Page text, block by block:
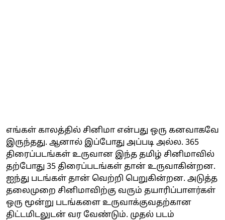
எங்கள் காலத்தில் சினிமா என்பது ஒரு கனவாகவே
இருந்தது. ஆனால் இப்போது அப்படி அல்ல. 365
திரைப்படங்கள் உருவான இந்த தமிழ் சினிமாவில்
தற்போது 35 திரைப்படங்கள் தான் உருவாகின்றன.
ஐந்து படங்கள் தான் வெற்றி பெறுகின்றன. அடுத்த
தலைமுறை சினிமாவிற்கு வரும் தயாரிப்பாளர்கள்
ஒரு மூன்று படங்களை உருவாக்குவதற்கான
திட்டமிடலுடன் வர வேண்டும். முதல் படம்